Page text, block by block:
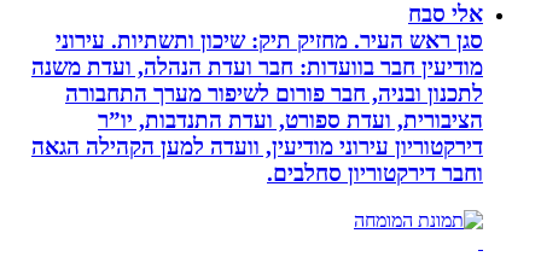
אלי סבח
סגן ראש העיר. מחזיק תיק: שיכון ותשתיות. עירוני
מודיעין חבר בוועדות: חבר ועדת הנהלה, ועדת משנה
לתכנון ובניה, חבר פורום לשיפור מערך התחבורה
הציבורית, ועדת ספורט, ועדת התנדבות, יו”ר
דירקטוריון עירוני מודיעין, וועדה למען הקהילה הגאה
וחבר דירקטוריון סחלבים.